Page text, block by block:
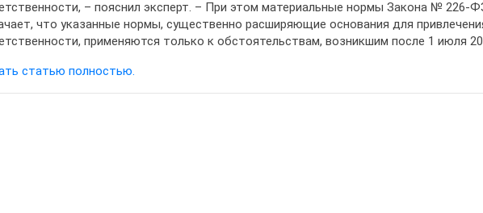
– пояснил эксперт. – При этом материальные нормы Закона № 226-
что указанные нормы, существенно расширяющие основания для
применяются только к обстоятельствам, возникшим после 1 июля
статью полностью.